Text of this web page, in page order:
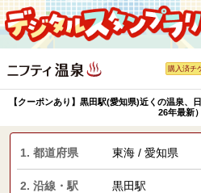
購入済チ
【クーポンあり】黒田駅(愛知県)近くの温泉、
26年最新）
1. 都道府県 東海 / 愛知県
2. 沿線・駅 黒田駅